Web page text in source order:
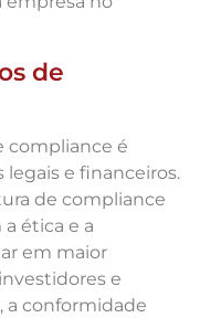
de
compliance é
legais e financeiros.
de compliance
ética e a
em maior
e
a conformidade